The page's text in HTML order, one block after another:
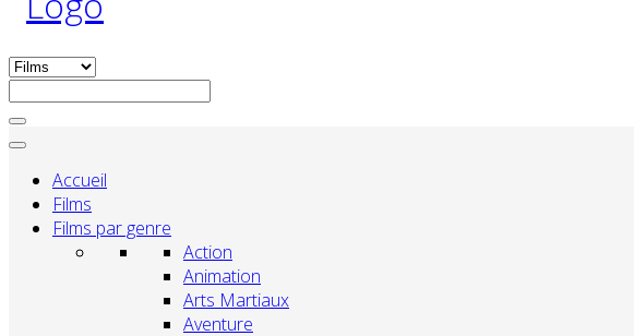
Accueil
Films
Films par genre
Action
Animation
Arts Martiaux
Aventure